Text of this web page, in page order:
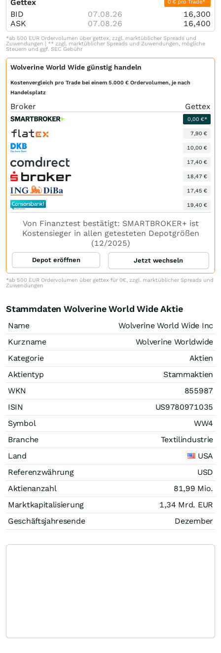
Gettex 0 € pro Trade*
BID 07.08.26
16,300
ASK
07.08.26 16,400
*ab 500 EUR Ordervolumen über gettex, zzgl. marktüblicher Spreads und
Zuwendungen | ** zzgl. marktüblicher Spreads und Zuwendungen, mögliche
Steuern und ggf. SEC Gebühr
Wolverine World Wide günstig handeln
Kostenvergleich pro Trade bei einem 5.000 € Ordervolumen, je nach
Handelsplatz
Broker Gettex
0,00 €*
7,90 €
10,00 €
17,40 €
18,47 €
17,45 €
19,40 €
Von Finanztest bestätigt: SMARTBROKER+ ist
Kostensieger in allen getesteten Depotgrößen
(12/2025)
Depot eröffnen Jetzt wechseln
*ab 500 EUR Ordervolumen über gettex für 0€, zzgl. marktüblicher Spreads und
Zuwendungen
Stammdaten Wolverine World Wide Aktie
Name
Wolverine World Wide Inc
Kurzname
Wolverine Worldwide
Kategorie
Aktien
Aktientyp
Stammaktien
WKN
855987
ISIN
US9780971035
Symbol
WW4
Branche
Textilindustrie
Land
USA
Referenzwährung
USD
Aktienanzahl
81,99 Mio.
Marktkapitalisierung
1,34 Mrd. EUR
Geschäftsjahresende
Dezember